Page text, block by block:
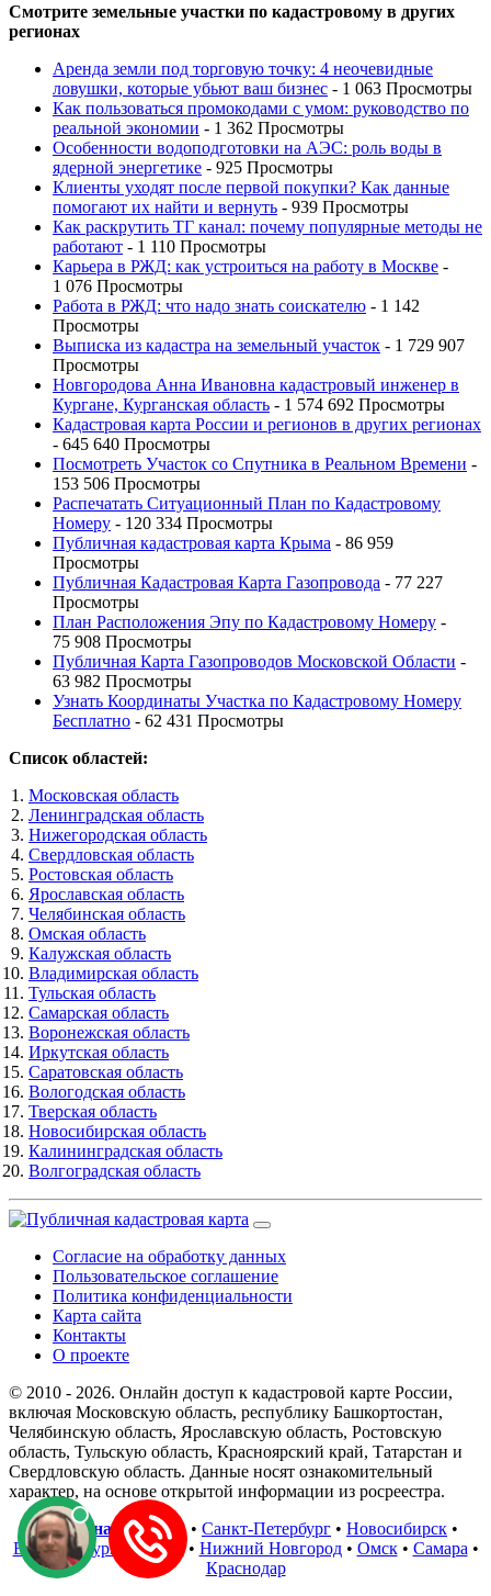
Смотрите земельные участки по кадастровому в других
регионах
Аренда земли под торговую точку: 4 неочевидные
ловушки, которые убьют ваш бизнес - 1 063 Просмотры
Как пользоваться промокодами с умом: руководство по
реальной экономии - 1 362 Просмотры
Особенности водоподготовки на АЭС: роль воды в
ядерной энергетике - 925 Просмотры
Клиенты уходят после первой покупки? Как данные
помогают их найти и вернуть - 939 Просмотры
Как раскрутить ТГ канал: почему популярные методы не
работают - 1 110 Просмотры
Карьера в РЖД: как устроиться на работу в Москве -
1 076 Просмотры
Работа в РЖД: что надо знать соискателю - 1 142
Просмотры
Выписка из кадастра на земельный участок - 1 729 907
Просмотры
Новгородова Анна Ивановна кадастровый инженер в
Кургане, Курганская область - 1 574 692 Просмотры
Кадастровая карта России и регионов в других регионах
- 645 640 Просмотры
Посмотреть Участок со Спутника в Реальном Времени -
153 506 Просмотры
Распечатать Ситуационный План по Кадастровому
Номеру - 120 334 Просмотры
Публичная кадастровая карта Крыма - 86 959
Просмотры
Публичная Кадастровая Карта Газопровода - 77 227
Просмотры
План Расположения Эпу по Кадастровому Номеру -
75 908 Просмотры
Публичная Карта Газопроводов Московской Области -
63 982 Просмотры
Узнать Координаты Участка по Кадастровому Номеру
Бесплатно - 62 431 Просмотры
Список областей:
Московская область
Ленинградская область
Нижегородская область
Свердловская область
Ростовская область
Ярославская область
Челябинская область
Омская область
Калужская область
Владимирская область
Тульская область
Самарская область
Воронежская область
Иркутская область
Саратовская область
Вологодская область
Тверская область
Новосибирская область
Калининградская область
Волгоградская область
Согласие на обработку данных
Пользовательское соглашение
Политика конфиденциальности
Карта сайта
Контакты
О проекте
© 2010 - 2026. Онлайн доступ к кадастровой карте России,
включая Московскую область, республику Башкортостан,
Челябинскую область, Ярославскую область, Ростовскую
область, Тульскую область, Красноярский край, Татарстан и
Свердловскую область. Данные носят ознакомительный
характер, на основе открытой информации из росреестра.
В регионах :Москва• Санкт-Петербург • Новосибирск •
Екатеринбург
•Казань • Нижний Новгород• Омск• Самара •
Краснодар